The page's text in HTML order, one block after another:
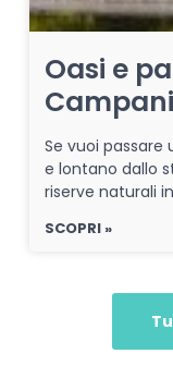
Oasi e
Se vuoi
e lontano dallo
riserve naturali
SCOPRI »